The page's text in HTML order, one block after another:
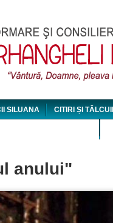
SILUANA CITIRI ȘI
anului"